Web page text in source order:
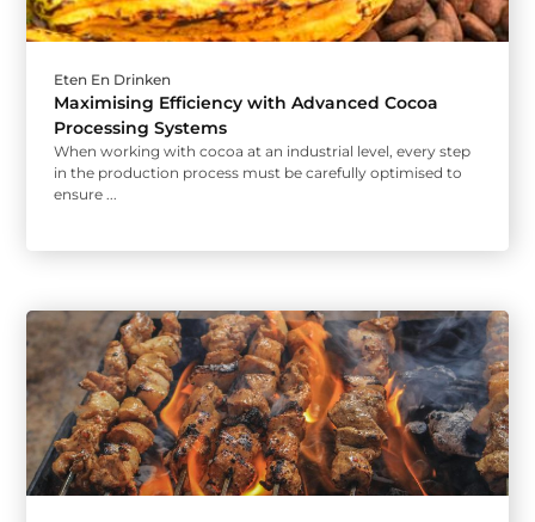
Eten En Drinken
Maximising Efficiency with Advanced Cocoa
Processing Systems
When working with cocoa at an industrial level, every step
in the production process must be carefully optimised to
ensure ...